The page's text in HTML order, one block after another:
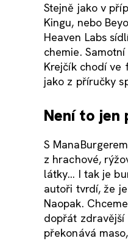
Stejně jako v
Kingu, nebo
Heaven Labs
chemie.
Krejčík chodí ve
jako z příručky
Není to jen
S
z hrachové,
látky… I tak je
autoři tvrdí, že
Naopak.
dopřát zdravější
překonává